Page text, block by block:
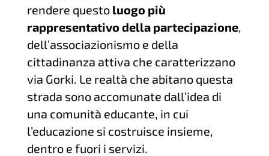
rendere questo luogo più
rappresentativo della partecipazione,
dell’associazionismo e della
cittadinanza attiva che caratterizzano
via Gorki. Le realtà che abitano questa
strada sono accomunate dall’idea di
una comunità educante, in cui
l’educazione si costruisce insieme,
dentro e fuori i servizi.